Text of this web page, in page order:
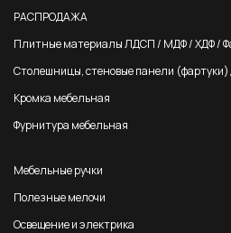
РАСПРОДАЖА
Плитные материалы ЛДСП / МДФ / ХДФ /
Столешницы, стеновые панели
Кромка мебельная
Фурнитура мебельная
Мебельные ручки
Полезные мелочи
Освещение и электрика